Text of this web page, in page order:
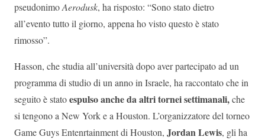
pseudonimoAerodusk, ha risposto: “Sono stato dietro
all’evento tutto il giorno, appena ho visto questo è stato
rimosso”.
Hasson, che studia all’università dopo aver partecipato ad un
programma di studio di un anno in Israele, ha raccontato che in
seguito è statoespulso anche da altri tornei settimanali,che
si tengono a New York e a Houston. L’organizzatore del torneo
Game Guys Entenrtainment di Houston, Jordan Lewis, gli ha